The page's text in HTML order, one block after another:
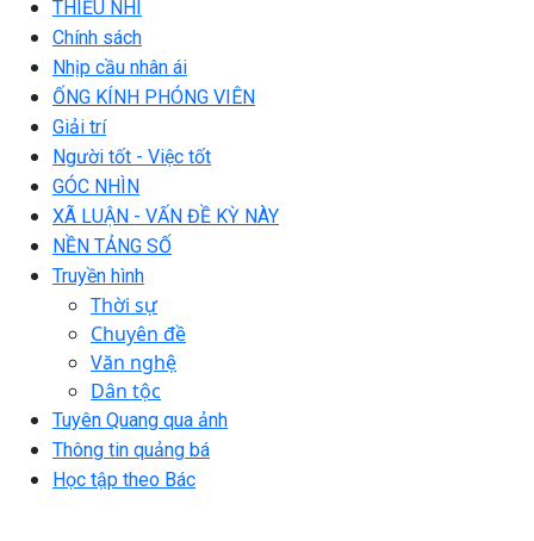
THIẾU NHI
Chính sách
Nhịp cầu nhân ái
ỐNG KÍNH PHÓNG VIÊN
Giải trí
Người tốt - Việc tốt
GÓC NHÌN
XÃ LUẬN - VẤN ĐỀ KỲ NÀY
NỀN TẢNG SỐ
Truyền hình
Thời sự
Chuyên đề
Văn nghệ
Dân tộc
Tuyên Quang qua ảnh
Thông tin quảng bá
Học tập theo Bác